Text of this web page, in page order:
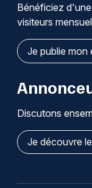
Bénéficiez
visiteurs
Je publie mon
Discutons
Je découvre